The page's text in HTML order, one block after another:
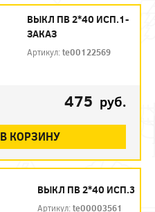
ВЫКЛ ПВ 2*40 ИСП.1-
ЗАКАЗ
Артикул:te00122569
475 руб.
В КОРЗИНУ
ВЫКЛ ПВ 2*40 ИСП.3
Артикул:te00003561